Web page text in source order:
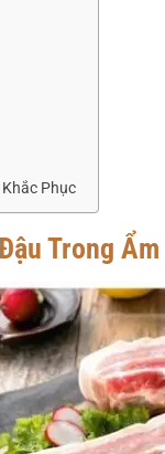
Phục
Trong